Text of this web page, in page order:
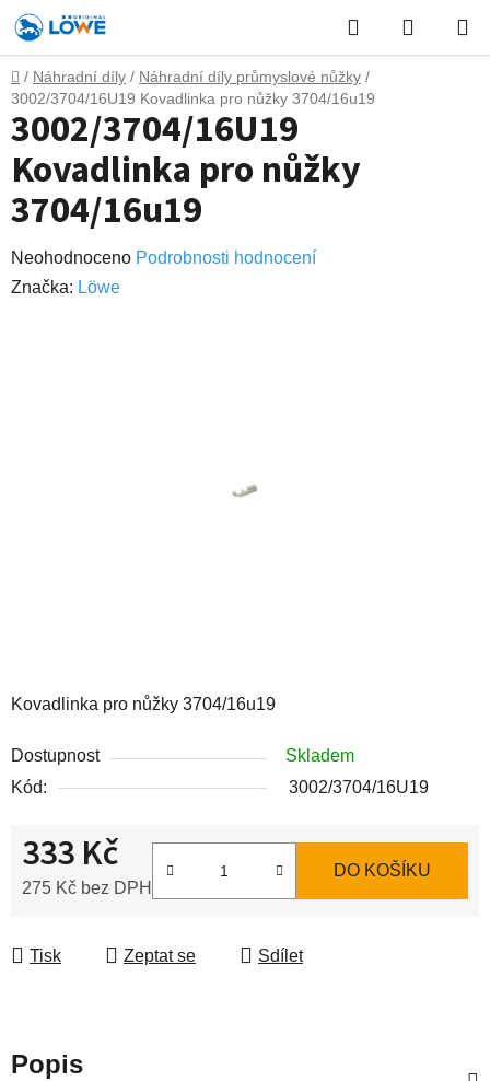
Přejít
na
obsah
Hledat
KOŠÍK
Domů
/ Náhradní díly / Náhradní díly průmyslové nůžky /
3002/3704/16U19 Kovadlinka pro nůžky 3704/16u19
Kovadlinka pro nůžky 3704/16u19
Dostupnost
Skladem
Kód:
3002/3704/16U19
333 Kč
275 Kč bez DPH
DO KOŠÍKU
Tisk Zeptat se Sdílet
3002/3704/16U19
Kovadlinka pro nůžky
3704/16u19
Průměrné
hodnocení
Neohodnoceno Podrobnosti hodnocení
Značka: Lӧwe
Popis